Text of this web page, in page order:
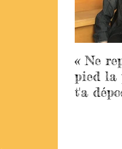
« Ne
pied la
t'a